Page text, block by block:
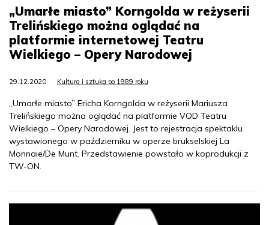
„Umarłe miasto” Korngolda w reżyserii
Trelińskiego można oglądać na
platformie internetowej Teatru
Wielkiego – Opery Narodowej
29.12.2020 Kultura i sztuka po 1989 roku
„Umarłe miasto” Ericha Korngolda w reżyserii Mariusza
Trelińskiego można oglądać na platformie VOD Teatru
Wielkiego – Opery Narodowej. Jest to rejestracja spektaklu
wystawionego w październiku w operze brukselskiej La
Monnaie/De Munt. Przedstawienie powstało w koprodukcji z
TW-ON.